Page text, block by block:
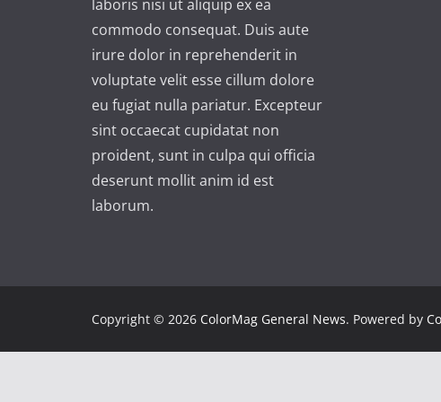
laboris nisi ut aliquip ex ea
commodo consequat. Duis aute
irure dolor in reprehenderit in
voluptate velit esse cillum dolore
eu fugiat nulla pariatur. Excepteur
sint occaecat cupidatat non
proident, sunt in culpa qui officia
deserunt mollit anim id est
laborum.
Copyright © 2026 ColorMag General News. Powered by